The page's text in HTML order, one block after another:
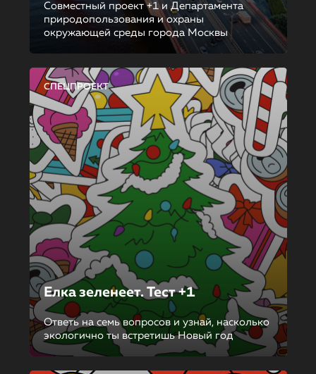
Совместный проект +1 и Департамента
природопользования и охраны
окружающей среды города Москвы
СПЕЦПРОЕКТ
Елка зеленеет. Тест +1
Ответь на семь вопросов и узнай, насколько
экологично ты встретишь Новый год